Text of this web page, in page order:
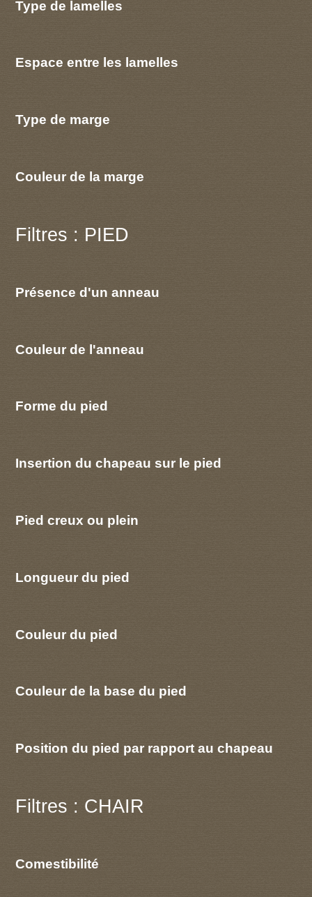
Type de lamelles
Espace entre les lamelles
Type de marge
Couleur de la marge
Filtres : PIED
Présence d'un anneau
Couleur de l'anneau
Forme du pied
Insertion du chapeau sur le pied
Pied creux ou plein
Longueur du pied
Couleur du pied
Couleur de la base du pied
Position du pied par rapport au chapeau
Filtres : CHAIR
Comestibilité